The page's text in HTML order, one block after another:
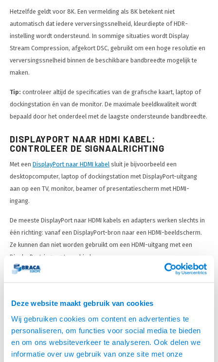
Deze website maakt gebruik van cookies
Wij gebruiken cookies om content en advertenties te
personaliseren, om functies voor social media te bieden
en om ons websiteverkeer te analyseren. Ook delen we
informatie over uw gebruik van onze site met onze
Hetzelfde geldt voor 8K. Een vermelding als 8K betekent niet
automatisch dat iedere verversingssnelheid, kleurdiepte of HDR-
instelling wordt ondersteund. In sommige situaties wordt Display
Stream Compression, afgekort DSC, gebruikt om een hoge resolutie en
verversingssnelheid binnen de beschikbare bandbreedte mogelijk te
maken.
Tip: controleer altijd de specificaties van de grafische kaart, laptop of
dockingstation én van de monitor. De maximale beeldkwaliteit wordt
bepaald door het onderdeel met de laagste ondersteunde bandbreedte.
DISPLAYPORT NAAR HDMI KABEL:
CONTROLEER DE SIGNAALRICHTING
Met een DisplayPort naar HDMI kabel sluit je bijvoorbeeld een
desktopcomputer, laptop of dockingstation met DisplayPort-uitgang
aan op een TV, monitor, beamer of presentatiescherm met HDMI-
ingang.
De meeste DisplayPort naar HDMI kabels en adapters werken slechts in
één richting: vanaf een DisplayPort-bron naar een HDMI-beeldscherm.
Ze kunnen dan niet worden gebruikt om een HDMI-uitgang met een
DisplayPort-ingang te verbinden.
Heb je juist een HDMI-uitgang en een DisplayPort-ingang? Kies dan
signaalrichting is ontwikkeld. Controleer daarnaast de maximaal
MINI DISPLAYPORT NAAR DISPLAYPORT
KABELS